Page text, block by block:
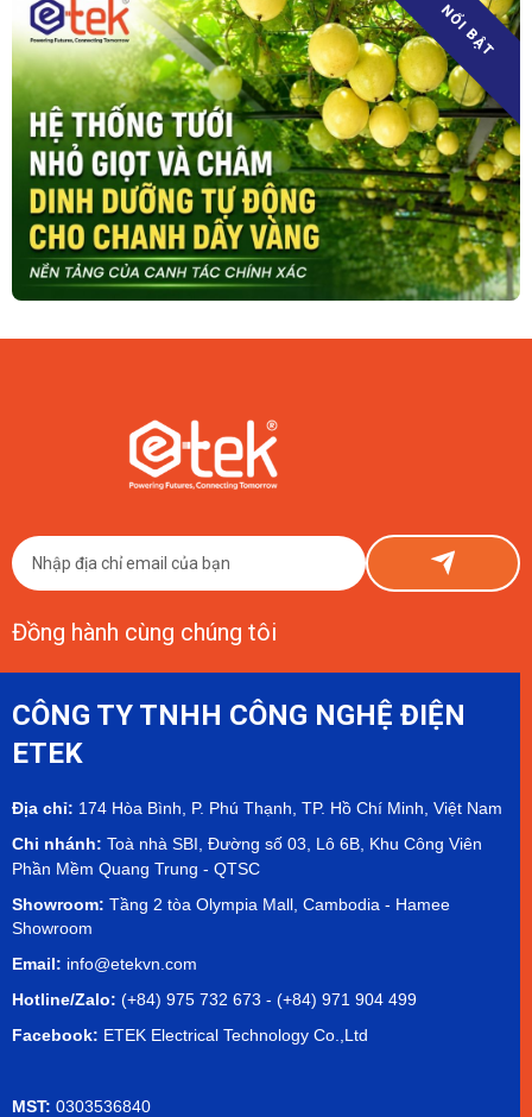
NỔI BẬT
Giải pháp tưới nhỏ giọt và châm dinh dưỡng tự động ETEK giúp farm
chanh dây vàng kiểm soát nước, dinh dưỡng đồng đều theo từng lô, tiết
kiệm chi phí và hướng tới ESG.
CÔNG TY TNHH CÔNG NGHỆ ĐIỆN
ETEK
Địa chỉ: 174 Hòa Bình, P. Phú Thạnh, TP. Hồ Chí Minh, Việt Nam
Chi nhánh: Toà nhà SBI, Đường số 03, Lô 6B, Khu Công Viên
Phần Mềm Quang Trung - QTSC
Showroom: Tầng 2 tòa Olympia Mall, Cambodia - Hamee
Showroom
Email: info@etekvn.com
Hotline/Zalo: (+84) 975 732 673 - (+84) 971 904 499
Facebook: ETEK Electrical Technology Co.,Ltd
MST: 0303536840
Đồng hành cùng chúng tôi